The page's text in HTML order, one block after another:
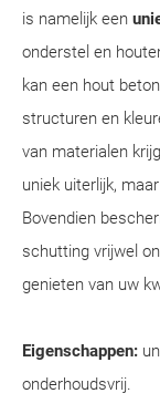
is namelijk een
onderstel en
kan een hout
structuren en
van materialen
uniek uiterlijk,
Bovendien
schutting vrijwel
genieten van uw
Eigenschappen:
onderhoudsvrij.